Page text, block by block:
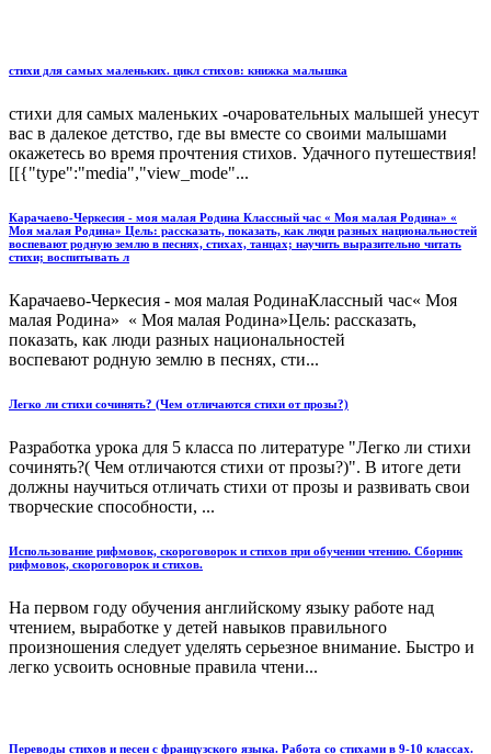
стихи для самых маленьких. цикл стихов: книжка малышка
стихи для самых маленьких -очаровательных малышей унесут
вас в далекое детство, где вы вместе со своими малышами
окажетесь во время прочтения стихов. Удачного путешествия!
[[{"type":"media","view_mode"...
Карачаево-Черкесия - моя малая Родина Классный час « Моя малая Родина» «
Моя малая Родина» Цель: рассказать, показать, как люди разных национальностей
воспевают родную землю в песнях, стихах, танцах; научить выразительно читать
стихи; воспитывать л
Карачаево-Черкесия - моя малая РодинаКлассный час« Моя
малая Родина» « Моя малая Родина»Цель: рассказать,
показать, как люди разных национальностей
воспевают родную землю в песнях, сти...
Легко ли стихи сочинять? (Чем отличаются стихи от прозы?)
Разработка урока для 5 класса по литературе "Легко ли стихи
сочинять?( Чем отличаются стихи от прозы?)". В итоге дети
должны научиться отличать стихи от прозы и развивать свои
творческие способности, ...
Использование рифмовок, скороговорок и стихов при обучении чтению. Сборник
рифмовок, скороговорок и стихов.
На первом году обучения английскому языку работе над
чтением, выработке у детей навыков правильного
произношения следует уделять серьезное внимание. Быстро и
легко усвоить основные правила чтени...
Переводы стихов и песен с французского языка. Работа со стихами в 9-10 классах.